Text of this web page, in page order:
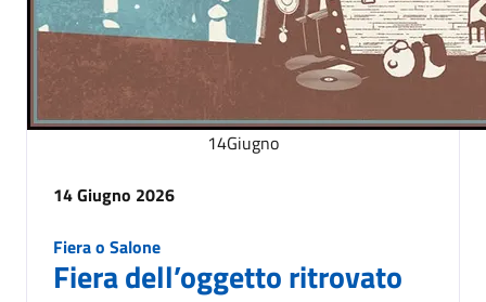
14Giugno
14 Giugno 2026
Fiera o Salone
Fiera dell’oggetto ritrovato